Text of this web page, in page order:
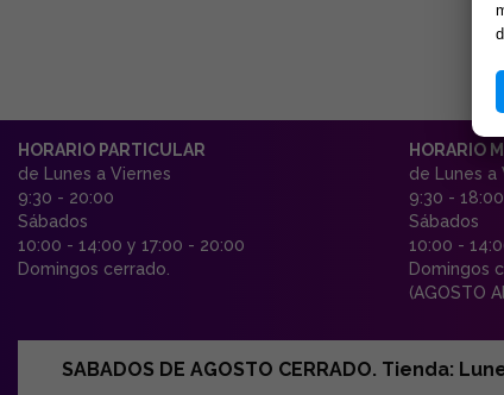
HORARIO PARTICULAR
de Lunes a Viernes
9:30 - 20:00
Sábados
10:00 - 14:00 y 17:00 - 20:00
Domingos cerrado.
HORARIO
de Lunes a
9:30 - 18:00
Sábados
10:00 -
Domingos
(AGOSTO
SABADOS DE AGOSTO CERRADO. Tienda: